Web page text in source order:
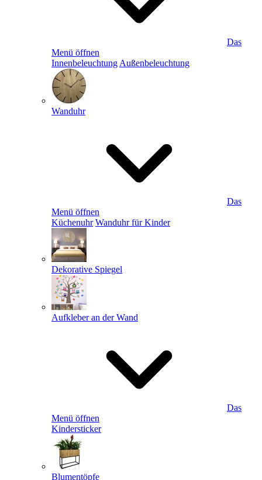
Das
Menü öffnen
Innenbeleuchtung Außenbeleuchtung
Wanduhr
Das
Menü öffnen
Küchenuhr Wanduhr für Kinder
Dekorative Spiegel
Aufkleber an der Wand
Das
Menü öffnen
Kindersticker
Blumentöpfe